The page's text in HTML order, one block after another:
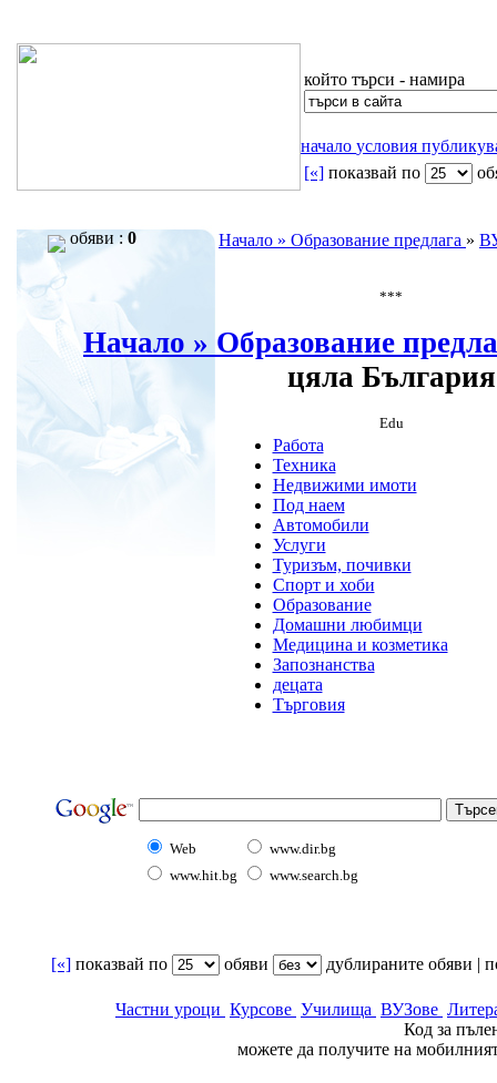
който търси - намира
начало условия
[«] показвай по
обяви :0 Начало » Образование предлага »
***
Начало » Образование
цяла България
Edu
Работа
Техника
Недвижими имоти
Под наем
Автомобили
Услуги
Туризъм, почивки
Спорт и хоби
Образование
Домашни любимци
Медицина и козметика
Запознанства
децата
Търговия
Web
www.dir.bg
www.hit.bg
www.search.bg
[«] показвай по oбяви дублираните обяви |
Частни уроци Курсове Училища ВУЗове
Код за
можете да получите на